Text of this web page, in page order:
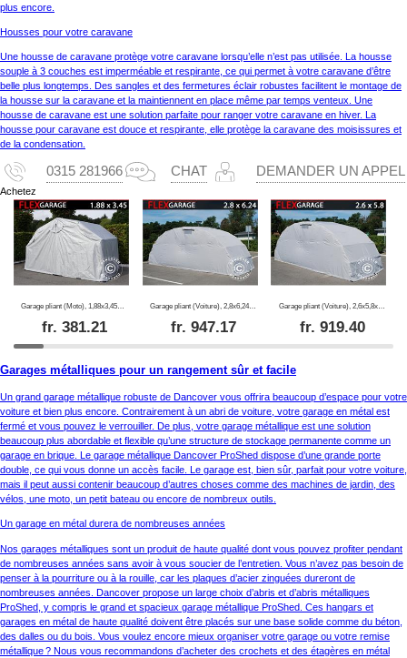
plus encore.
Housses pour votre caravane
Une housse de caravane protège votre caravane lorsqu’elle n’est pas utilisée. La housse
souple à 3 couches est imperméable et respirante, ce qui permet à votre caravane d’être
belle plus longtemps. Des sangles et des fermetures éclair robustes facilitent le montage de
la housse sur la caravane et la maintiennent en place même par temps venteux. Une
housse de caravane est une solution parfaite pour ranger votre caravane en hiver. La
housse pour caravane est douce et respirante, elle protège la caravane des moisissures et
de la condensation.
0315 281966 CHAT DEMANDER UN APPEL
Achetez
Garage pliant (Moto), 1,88x3,45x1,9m, Gris
fr.381.21
Garage pliant (Voiture), 2,8x6,24x2,3m, Gris
fr. 947.17
Garage pliant (Voiture), 2,6x5,8x2,1m, Gris
fr. 919.40
Garages métalliques pour un rangement sûr et facile
Un grand garage métallique robuste de Dancover vous offrira beaucoup d’espace pour votre
voiture et bien plus encore. Contrairement à un abri de voiture, votre garage en métal est
fermé et vous pouvez le verrouiller. De plus, votre garage métallique est une solution
beaucoup plus abordable et flexible qu’une structure de stockage permanente comme un
garage en brique. Le garage métallique Dancover ProShed dispose d’une grande porte
double, ce qui vous donne un accès facile. Le garage est, bien sûr, parfait pour votre voiture,
mais il peut aussi contenir beaucoup d’autres choses comme des machines de jardin, des
vélos, une moto, un petit bateau ou encore de nombreux outils.
Un garage en métal durera de nombreuses années
Nos garages métalliques sont un produit de haute qualité dont vous pouvez profiter pendant
de nombreuses années sans avoir à vous soucier de l’entretien. Vous n’avez pas besoin de
penser à la pourriture ou à la rouille, car les plaques d’acier zinguées dureront de
nombreuses années. Dancover propose un large choix d’abris et d’abris métalliques
ProShed, y compris le grand et spacieux garage métallique ProShed. Ces hangars et
garages en métal de haute qualité doivent être placés sur une base solide comme du béton,
des dalles ou du bois. Vous voulez encore mieux organiser votre garage ou votre remise
métallique ? Nous vous recommandons d’acheter des crochets et des étagères en métal